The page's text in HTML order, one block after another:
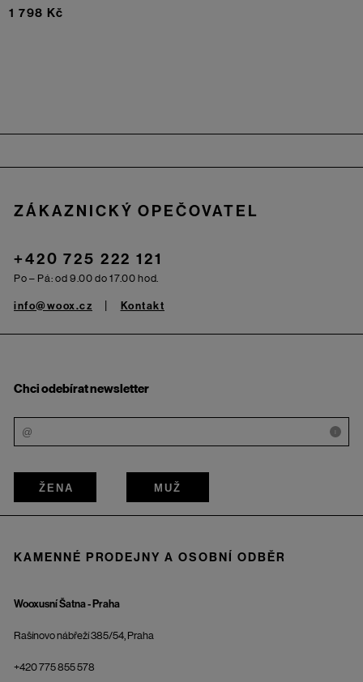
1 798 Kč
ZÁKAZNICKÝ OPEČOVATEL
+420 725 222 121
Po – Pá: od 9.00 do 17.00 hod.
info@woox.cz Kontakt
Chci odebírat newsletter
i
ŽENA MUŽ
KAMENNÉ PRODEJNY A OSOBNÍ ODBĚR
Wooxusní Šatna - Praha
Rašínovo nábřeží 385/54, Praha
+420 775 855 578